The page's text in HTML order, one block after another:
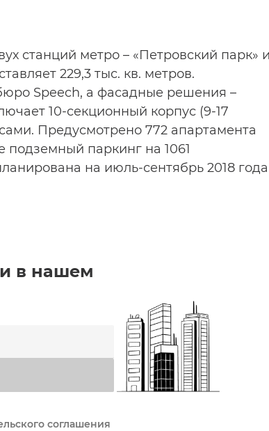
станций метро – «Петровский парк»
229,3 тыс. кв. метров.
Speech, а фасадные решения –
10-секционный корпус (9-17
Предусмотрено 772 апартамента
подземный паркинг на 1061
на июль-сентябрь 2018
в нашем
соглашения